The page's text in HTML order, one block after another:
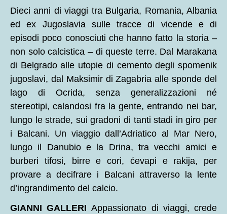
Dieci anni di viaggi tra Bulgaria, Romania, Albania
ed ex Jugoslavia sulle tracce di vicende e di
episodi poco conosciuti che hanno fatto la storia –
non solo calcistica – di queste terre. Dal Marakana
di Belgrado alle utopie di cemento degli spomenik
jugoslavi, dal Maksimir di Zagabria alle sponde del
lago di Ocrida, senza generalizzazioni né
stereotipi, calandosi fra la gente, entrando nei bar,
lungo le strade, sui gradoni di tanti stadi in giro per
i Balcani. Un viaggio dall’Adriatico al Mar Nero,
lungo il Danubio e la Drina, tra vecchi amici e
burberi tifosi, birre e cori, ćevapi e rakija, per
provare a decifrare i Balcani attraverso la lente
d’ingrandimento del calcio.
GIANNI GALLERI Appassionato di viaggi, crede